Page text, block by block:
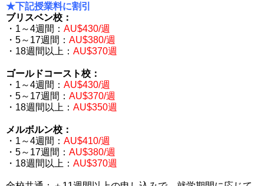
★下記授業料に割引
ブリスベン校：
・1～4週間： AU$430/週
・5～17週間： AU$380/週
・18週間以上： AU$370週
ゴールドコースト校：
・1～4週間： AU$430/週
・5～17週間： AU$370/週
・18週間以上： AU$350週
メルボルン校：
・1～4週間： AU$410/週
・5～17週間： AU$380/週
・18週間以上： AU$370週